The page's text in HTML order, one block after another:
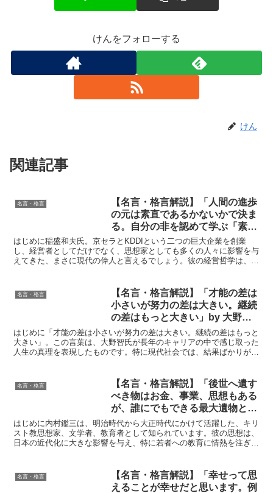
けんをフォローする
けん
関連記事
名言・格言
【名言・格言解説】「人間の進歩
の元は素直であるかないかで決ま
る。自分の非を認めて学ぶ「素直
な心」がないと人間の進歩はな
い。」by 稲盛和夫の深い意味と
得られる教訓
はじめに稲盛和夫氏。京セラとKDDIという二つの巨大企業を創業
し、経営者としてだけでなく、思想家としても多くの人々に影響を与
えてきた、まさに現代の偉人と言えるでしょう。彼の経営哲学は、
名言・格言
【名言・格言解説】「才能の差は
小さいが努力の差は大きい。継続
の差はもっと大きい」by 大野智
の深い意味と得られる教訓
はじめに「才能の差は小さいが努力の差は大きい。継続の差はもっと
大きい」。この言葉は、大野智氏が長年のキャリアの中で感じ取った
人生の真理を表現したものです。特に現代社会では、結果ばかりが注
名言・格言
【名言・格言解説】「後世へ遺す
べき物はお金、事業、思想もある
が、誰にでもできる最大遺物とは
勇ましく高尚なる生涯である。」
by 内村鑑三の深い意味と得られ
る教訓
はじめに内村鑑三は、明治時代から大正時代にかけて活躍した、キリ
スト教思想家、文学者、教育者として知られています。彼の思想は、
日本の近代化に大きな影響を与え、特に若者への教育に情熱を注ぎま
名言・格言
【名言・格言解説】「幸せって思
えることが幸せだと思います。例